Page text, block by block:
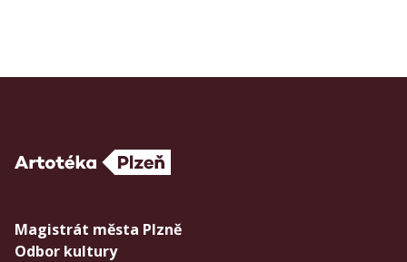
Magistrát města Plzně
Odbor kultury